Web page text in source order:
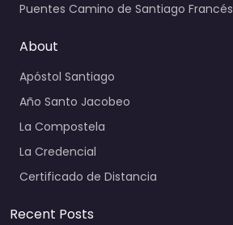
Puentes Camino de Santiago Francés
About
Apóstol Santiago
Año Santo Jacobeo
La Compostela
La Credencial
Certificado de Distancia
Recent Posts